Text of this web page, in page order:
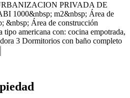
PRIVADA DE
1000&nbsp; m2&nbsp; Área de
&nbsp; Área de construcción
americana con: cocina empotrada,
3 Dormitorios con baño completo